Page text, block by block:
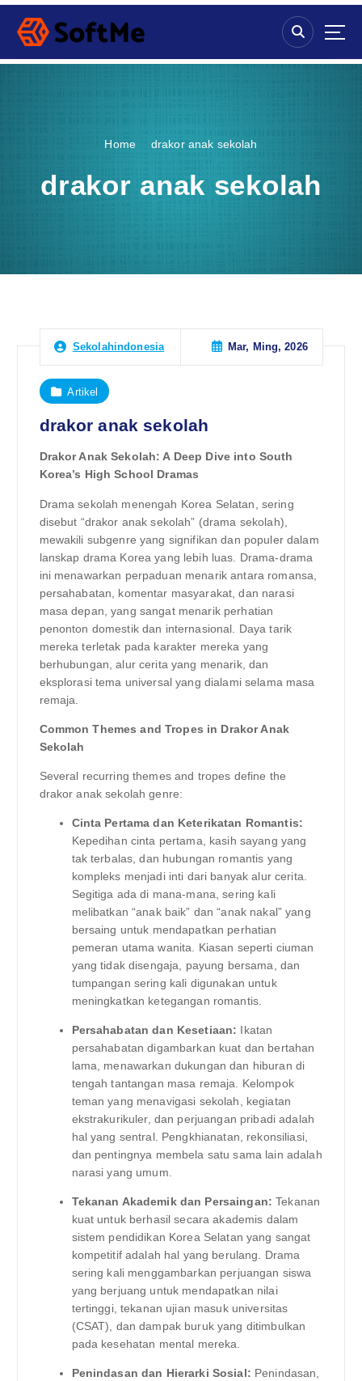
S
p
Home drakor anak sekolah
drakor anak sekolah
Sekolahindonesia Mar, Ming, 2026
Artikel
drakor anak sekolah
Drakor Anak Sekolah: A Deep Dive into South
Korea’s High School Dramas
Drama sekolah menengah Korea Selatan, sering
disebut “drakor anak sekolah” (drama sekolah),
mewakili subgenre yang signifikan dan populer dalam
lanskap drama Korea yang lebih luas. Drama-drama
ini menawarkan perpaduan menarik antara romansa,
persahabatan, komentar masyarakat, dan narasi
masa depan, yang sangat menarik perhatian
penonton domestik dan internasional. Daya tarik
mereka terletak pada karakter mereka yang
berhubungan, alur cerita yang menarik, dan
eksplorasi tema universal yang dialami selama masa
remaja.
Common Themes and Tropes in Drakor Anak
Sekolah
Several recurring themes and tropes define the
drakor anak sekolah genre:
Cinta Pertama dan Keterikatan Romantis:
Kepedihan cinta pertama, kasih sayang yang
tak terbalas, dan hubungan romantis yang
kompleks menjadi inti dari banyak alur cerita.
Segitiga ada di mana-mana, sering kali
melibatkan “anak baik” dan “anak nakal” yang
bersaing untuk mendapatkan perhatian
pemeran utama wanita. Kiasan seperti ciuman
yang tidak disengaja, payung bersama, dan
tumpangan sering kali digunakan untuk
meningkatkan ketegangan romantis.
Persahabatan dan Kesetiaan: Ikatan
persahabatan digambarkan kuat dan bertahan
lama, menawarkan dukungan dan hiburan di
tengah tantangan masa remaja. Kelompok
teman yang menavigasi sekolah, kegiatan
ekstrakurikuler, dan perjuangan pribadi adalah
hal yang sentral. Pengkhianatan, rekonsiliasi,
dan pentingnya membela satu sama lain adalah
narasi yang umum.
Tekanan Akademik dan Persaingan: Tekanan
kuat untuk berhasil secara akademis dalam
sistem pendidikan Korea Selatan yang sangat
kompetitif adalah hal yang berulang. Drama
sering kali menggambarkan perjuangan siswa
yang berjuang untuk mendapatkan nilai
tertinggi, tekanan ujian masuk universitas
(CSAT), dan dampak buruk yang ditimbulkan
pada kesehatan mental mereka.
Penindasan dan Hierarki Sosial: Penindasan,